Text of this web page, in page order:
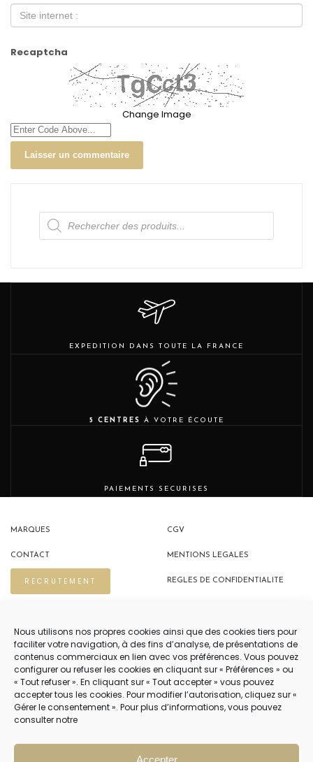
Nous utilisons nos propres cookies ainsi que des cookies tiers pour
faciliter votre navigation, à des fins d’analyse, de présentations de
contenus commerciaux en lien avec vos préférences. Vous pouvez
configurer ou refuser les cookies en cliquant sur « Préférences » ou
« Tout refuser ». En cliquant sur « Tout accepter » vous pouvez
accepter tous les cookies. Pour modifier l’autorisation, cliquez sur «
Gérer le consentement ». Pour plus d’informations, vous pouvez
consulter notre
Accepter
Recaptcha
Change Image
Recherche
de
produits
EXPEDITION DANS TOUTE LA FRANCE
5 CENTRES À VOTRE ÉCOUTE
PAIEMENTS SECURISES
MARQUES
CONTACT
RECRUTEMENT
CGV
MENTIONS LEGALES
REGLES DE CONFIDENTIALITE
NOUS CONTACTER
04 22 54 75 02
NOTRE SERVICE CLIENT EST OUVERT DU LUNDI AU VENDREDI DE 9H À 12H